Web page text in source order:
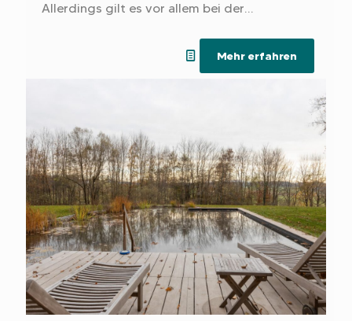
Allerdings gilt es vor allem bei der
und rechtliche sowie steuerliche Aspekte im
Mehr erfahren